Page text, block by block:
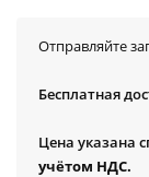
Отправляйте
Бесплатная
Цена указана
учётом НДС.